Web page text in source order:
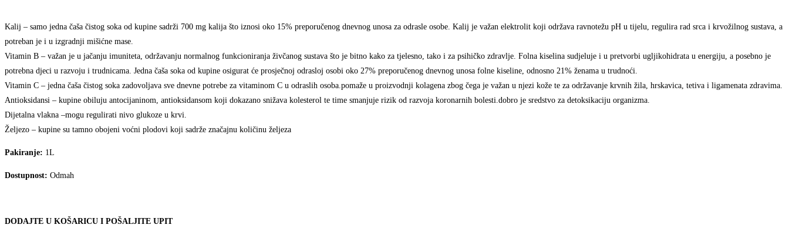
Kalij – samo jedna čaša čistog soka od kupine sadrži 700 mg kalija što iznosi oko 15% preporučenog dnevnog unosa za odrasle osobe. Kalij je važan elektrolit koji održava ravnotežu pH u tijelu, regulira rad srca i krvožilnog sustava, a
potreban je i u izgradnji mišićne mase.
Vitamin B – važan je u jačanju imuniteta, održavanju normalnog funkcioniranja živčanog sustava što je bitno kako za tjelesno, tako i za psihičko zdravlje. Folna kiselina sudjeluje i u pretvorbi ugljikohidrata u energiju, a posebno je
potrebna djeci u razvoju i trudnicama. Jedna čaša soka od kupine osigurat će prosječnoj odrasloj osobi oko 27% preporučenog dnevnog unosa folne kiseline, odnosno 21% ženama u trudnoći.
Vitamin C – jedna čaša čistog soka zadovoljava sve dnevne potrebe za vitaminom C u odraslih osoba.pomaže u proizvodnji kolagena zbog čega je važan u njezi kože te za održavanje krvnih žila, hrskavica, tetiva i ligamenata zdravima.
Antioksidansi – kupine obiluju antocijaninom, antioksidansom koji dokazano snižava kolesterol te time smanjuje rizik od razvoja koronarnih bolesti.dobro je sredstvo za detoksikaciju organizma.
Dijetalna vlakna –mogu regulirati nivo glukoze u krvi.
Željezo – kupine su tamno obojeni voćni plodovi koji sadrže značajnu količinu željeza
Pakiranje: 1L
Dostupnost: Odmah
DODAJTE U KOŠARICU I POŠALJITE UPIT